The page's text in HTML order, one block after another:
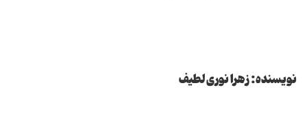
نویسنده: زهرا نوری لطیف